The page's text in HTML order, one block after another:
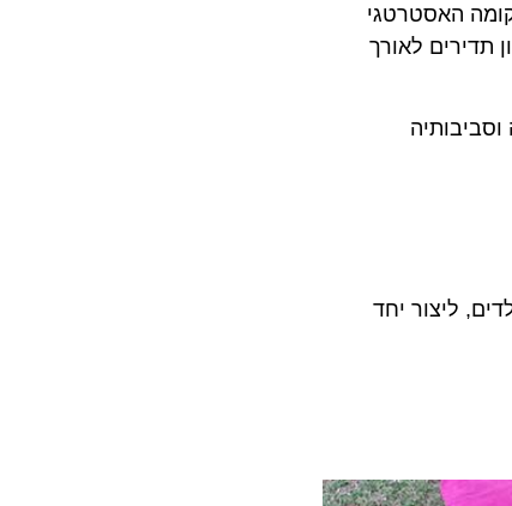
מיקומה האסטרטגי
לאורך
אתכם, הורים וילדים, ליצור יחד